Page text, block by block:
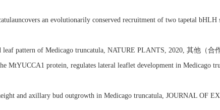
an evolutionarily conserved recruitment of two tapetal bHLH
leaf pattern of Medicago truncatula, NATURE PLANTS, 2020, 其他（合
MtYUCCA1 protein, regulates lateral leaflet development in Medicago
and axillary bud outgrowth in Medicago truncatula, JOURNAL OF